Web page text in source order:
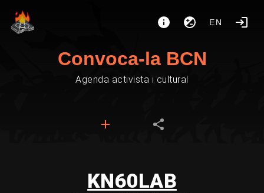
EN
Convoca-la BCN
Agenda activista i cultural
KN60LAB